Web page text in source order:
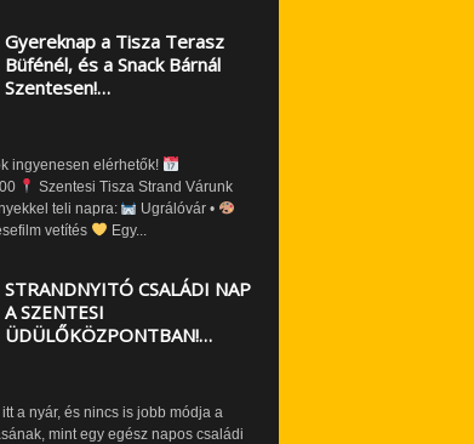
Gyereknap a Tisza Terasz
Büfénél, és a Snack Bárnál
Szentesen!…
ingyenesen elérhetők!
Szentesi Tisza Strand Várunk
teli napra:
Ugrálóvár •
vetítés Egy...
STRANDNYITÓ CSALÁDI NAP
A SZENTESI
ÜDÜLŐKÖZPONTBAN!…
a nyár, és nincs is jobb módja a
mint egy egész napos családi